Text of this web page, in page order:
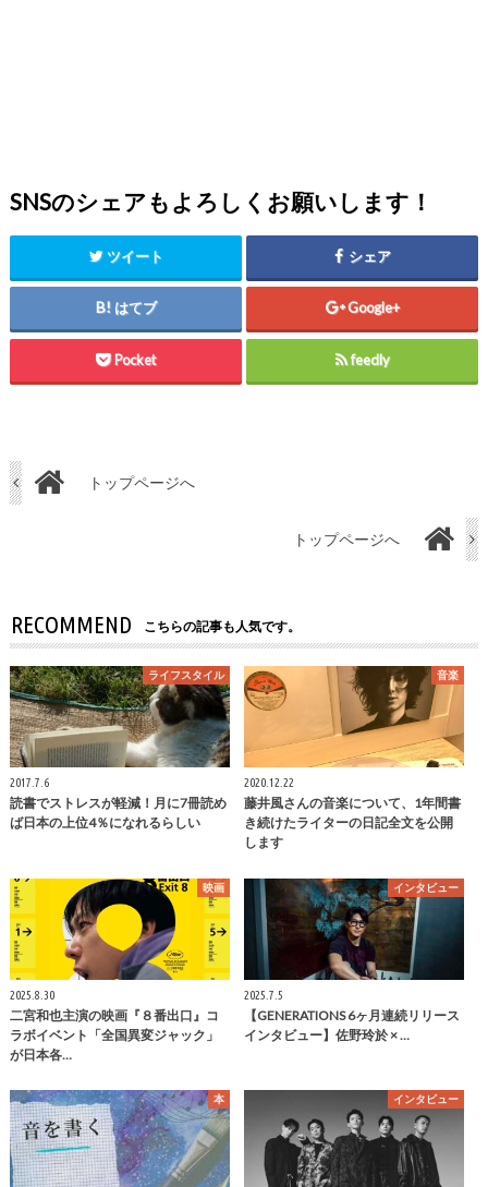
SNSのシェアもよろしくお願いします！
ツイート シェア
はてブ Google+
Pocket feedly
トップページへ
トップページへ
RECOMMEND こちらの記事も人気です。
ライフスタイル
2017.7.6
読書でストレスが軽減！月に7冊読め
ば日本の上位4％になれるらしい
音楽
2020.12.22
藤井風さんの音楽について、1年間書
き続けたライターの日記全文を公開
します
映画
2025.8.30
二宮和也主演の映画『８番出口』コ
ラボイベント「全国異変ジャック」
が日本各…
インタビュー
2025.7.5
【GENERATIONS 6ヶ月連続リリース
インタビュー】佐野玲於 × …
本 インタビュー